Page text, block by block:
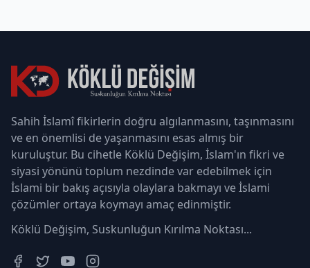
Sahih İslamî fikirlerin doğru algılanmasını, taşınmasını
ve en önemlisi de yaşanmasını esas almış bir
kuruluştur. Bu cihetle Köklü Değişim, İslam'ın fikri ve
siyasi yönünü toplum nezdinde var edebilmek için
İslami bir bakış açısıyla olaylara bakmayı ve İslami
çözümler ortaya koymayı amaç edinmiştir.
Köklü Değişim, Suskunluğun Kırılma Noktası...